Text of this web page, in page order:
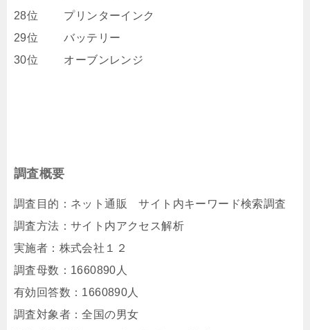
28位 プリンターインク
29位 バッテリー
30位 オーブンレンジ
調査概要
調査目的：ネット通販 サイト内キーワード検索調査
調査方法：サイト内アクセス解析
実施者：株式会社１２
調査母数：1660890人
有効回答数：1660890人
調査対象者：全国の男女